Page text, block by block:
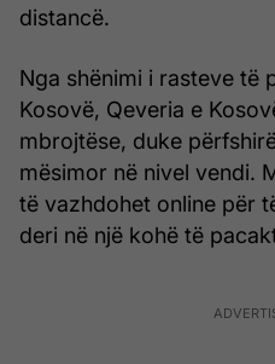
distancë.
Nga shënimi i rasteve të
Kosovë, Qeveria e
mbrojtëse, duke
mësimor në nivel vendi.
të vazhdohet online për
deri në një kohë të